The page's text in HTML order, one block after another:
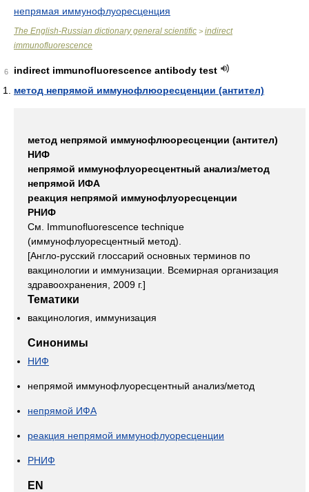
непрямая иммунофлуоресценция
The English-Russian dictionary general scientific > indirect
immunofluorescence
6
indirect immunofluorescence antibody test
метод непрямой иммунофлюоресценции (антител)
метод непрямой иммунофлюоресценции (антител)
НИФ
непрямой иммунофлуоресцентный анализ/метод
непрямой ИФА
реакция непрямой иммунофлуоресценции
РНИФ
См. Immunofluorescence technique
(иммунофлуоресцентный метод).
[Англо-русский глоссарий основных терминов по
вакцинологии и иммунизации. Всемирная организация
здравоохранения, 2009 г.]
Тематики
вакцинология, иммунизация
Синонимы
НИФ
непрямой иммунофлуоресцентный анализ/метод
непрямой ИФА
реакция непрямой иммунофлуоресценции
РНИФ
EN